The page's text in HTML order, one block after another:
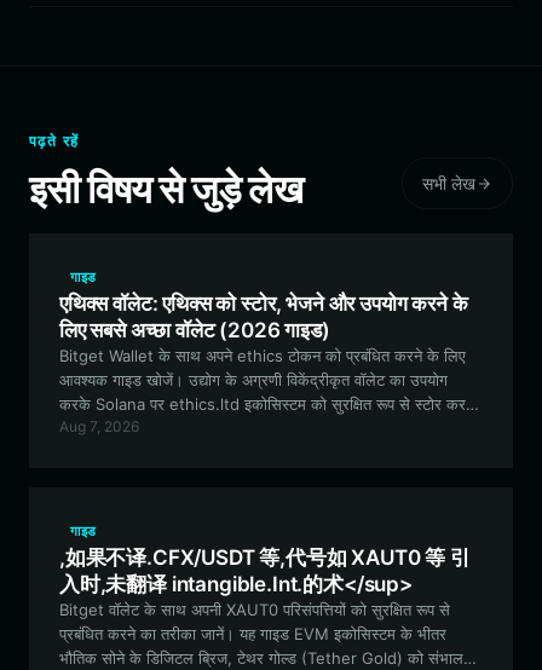
पढ़ते रहें
इसी विषय से जुड़े लेख सभी लेख
गाइड
एथिक्स वॉलेट: एथिक्स को स्टोर, भेजने और उपयोग करने के
लिए सबसे अच्छा वॉलेट (2026 गाइड)
Bitget Wallet के साथ अपने ethics टोकन को प्रबंधित करने के लिए
आवश्यक गाइड खोजें। उद्योग के अग्रणी विकेंद्रीकृत वॉलेट का उपयोग
करके Solana पर ethics.ltd इकोसिस्टम को सुरक्षित रूप से स्टोर करना,
ट्रेड करना और उसके साथ इंटरैक्ट करना सीखें।
Aug 7, 2026
गाइड
,如果不译.CFX/USDT 等,代号如 XAUT0 等 引
入时,未翻译 intangible.Int.的术</sup>
Bitget वॉलेट के साथ अपनी XAUT0 परिसंपत्तियों को सुरक्षित रूप से
प्रबंधित करने का तरीका जानें। यह गाइड EVM इकोसिस्टम के भीतर
भौतिक सोने के डिजिटल ब्रिज, टेथर गोल्ड (Tether Gold) को संभालने